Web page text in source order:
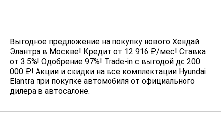
Выгодное предложение на покупку нового Хендай
Элантра в Москве! Кредит от 12 916 ₽/мес! Ставка
от 3.5%! Одобрение 97%! Trade-in с выгодой до 200
000 ₽! Акции и скидки на все комплектации Hyundai
Elantra при покупке автомобиля от официального
дилера в автосалоне.